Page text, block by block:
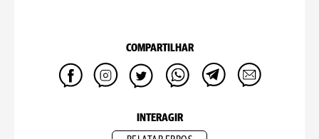
COMPARTILHAR
INTERAGIR